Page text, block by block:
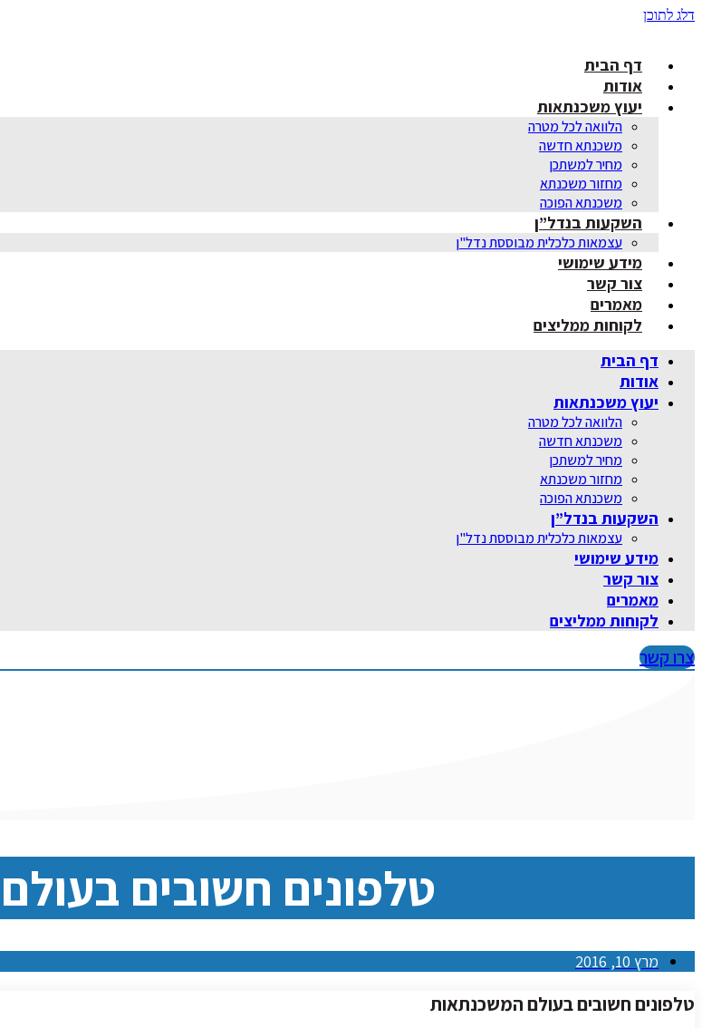
דלג לתוכן
דף הבית
אודות
יעוץ משכנתאות
הלוואה לכל מטרה
משכנתא חדשה
מחיר למשתכן
מחזור משכנתא
משכנתא הפוכה
השקעות בנדל”ן
עצמאות כלכלית מבוססת נדל"ן
מידע שימושי
צור קשר
מאמרים
לקוחות ממליצים
דף הבית
אודות
יעוץ משכנתאות
הלוואה לכל מטרה
משכנתא חדשה
מחיר למשתכן
מחזור משכנתא
משכנתא הפוכה
השקעות בנדל”ן
עצמאות כלכלית מבוססת נדל"ן
מידע שימושי
צור קשר
מאמרים
לקוחות ממליצים
צרו קשר
טלפונים חשובים
מרץ 10, 2016
טלפונים חשובים בעולם המשכנתאות